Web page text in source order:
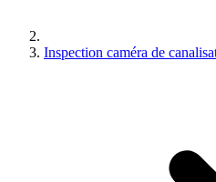
Inspection caméra de